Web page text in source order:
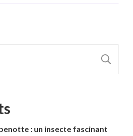
: un insecte fascinant